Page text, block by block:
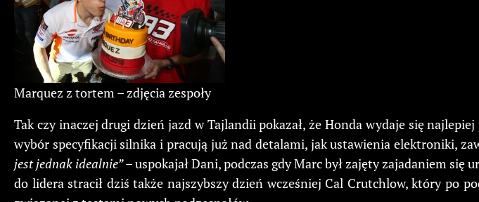
Marquez z tortem – zdjęcia zespoły
Tak czy inaczej drugi dzień jazd w Tajlandii pokazał, że Honda wydaje się
wybór specyfikacji silnika i pracują już nad detalami, jak ustawienia elektroniki,
jest jednak idealnie”– uspokajał Dani, podczas gdy Marc był zajęty zajadaniem
do lidera stracił dziś także najszybszy dzień wcześniej Cal Crutchlow, który po